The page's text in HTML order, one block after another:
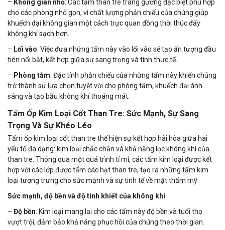
– Không gian nhỏ: Các tấm than tre tráng gương đặc biệt phù hợp
cho các phòng nhỏ gọn, vì chất lượng phản chiếu của chúng giúp
khuếch đại không gian một cách trực quan đồng thời thúc đẩy
không khí sạch hơn.
– Lối vào: Việc đưa những tấm này vào lối vào sẽ tạo ấn tượng đầu
tiên nổi bật, kết hợp giữa sự sang trọng và tính thực tế.
– Phòng tắm: Đặc tính phản chiếu của những tấm này khiến chúng
trở thành sự lựa chọn tuyệt vời cho phòng tắm, khuếch đại ánh
sáng và tạo bầu không khí thoáng mát.
Tấm Ốp Kim Loại Cốt Than Tre: Sức Mạnh, Sự Sang
Trọng Và Sự Khéo Léo
Tấm ốp kim loại cốt than tre thể hiện sự kết hợp hài hòa giữa hai
yếu tố đa dạng: kim loại chắc chắn và khả năng lọc không khí của
than tre. Thông qua một quá trình tỉ mỉ, các tấm kim loại được kết
hợp với các lớp được tẩm các hạt than tre, tạo ra những tấm kim
loại tượng trưng cho sức mạnh và sự tinh tế về mặt thẩm mỹ.
Sức mạnh, độ bền và độ tinh khiết của không khí
– Độ bền: Kim loại mang lại cho các tấm này độ bền và tuổi thọ
vượt trội, đảm bảo khả năng phục hồi của chúng theo thời gian.